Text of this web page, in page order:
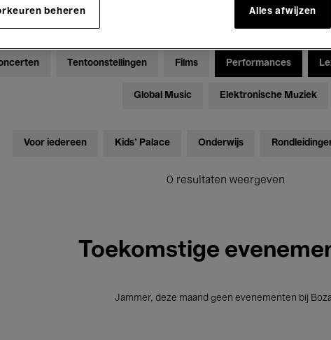
Tentoonstellingen Films Performances
Global Music Elektronische Muziek
Voor iedereen Kids’ Palace Onderwijs
0 resultaten weergeven
Toekomstige
Jammer, deze maand geen evenementen bij
beheren Alles afwijzen